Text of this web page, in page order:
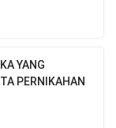
YANG
PERNIKAHAN